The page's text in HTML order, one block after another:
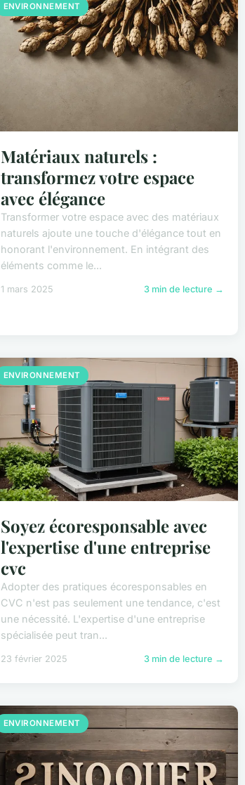
ENVIRONNEMENT
Matériaux naturels :
transformez votre espace
avec élégance
Transformer votre espace avec des matériaux
naturels ajoute une touche d'élégance tout en
honorant l'environnement. En intégrant des
éléments comme le...
1 mars 2025 3 min de lecture →
ENVIRONNEMENT
Soyez écoresponsable avec
l'expertise d'une entreprise
cvc
Adopter des pratiques écoresponsables en
CVC n'est pas seulement une tendance, c'est
une nécessité. L'expertise d'une entreprise
spécialisée peut tran...
23 février 2025 3 min de lecture →
ENVIRONNEMENT